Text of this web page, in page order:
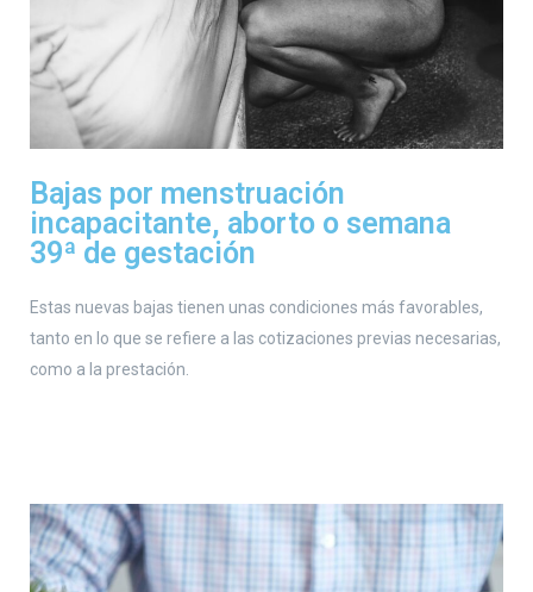
Bajas por menstruación
incapacitante, aborto o semana
39ª de gestación
Estas nuevas bajas tienen unas condiciones más favorables,
tanto en lo que se refiere a las cotizaciones previas necesarias,
como a la prestación.